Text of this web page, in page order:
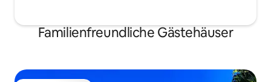
Familienfreundliche Gästehäuser